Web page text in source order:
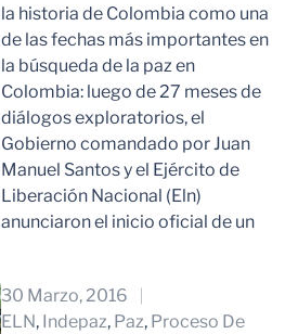
la historia de Colombia como una
de las fechas más importantes en
la búsqueda de la paz en
Colombia: luego de 27 meses de
diálogos exploratorios, el
Gobierno comandado por Juan
Manuel Santos y el Ejército de
Liberación Nacional (Eln)
anunciaron el inicio oficial de un
30 Marzo, 2016
ELN, Indepaz, Paz, Proceso De